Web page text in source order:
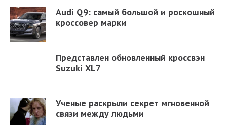
Audi Q9: самый большой и роскошный
кроссовер марки
Представлен обновленный кроссвэн
Suzuki XL7
Ученые раскрыли секрет мгновенной
связи между людьми